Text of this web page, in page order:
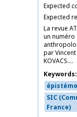
Expected
Expected
La revue
un numéro
par
KOVACS....
Keywords
SIC
France)